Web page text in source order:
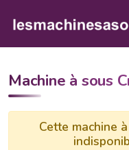
Machine à sous
Cette machine